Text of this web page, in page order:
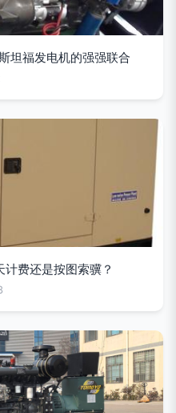
坦福发电机的强强联合
费还是按图索骥？